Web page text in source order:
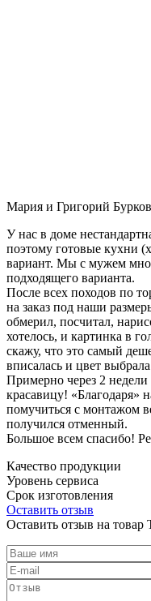
Мария и Григорий
У нас в доме
поэтому готовые кухни
вариант. Мы с мужем
подходящего варианта.
После всех походов по
на заказ под наши
обмерил, посчитал,
хотелось, и картинка в
скажу, что это самый
вписалась и цвет
Примерно через 2
красавицу!
помучиться с монтажом
получился отменный.
Большое всем спасибо!
Качество продукции
Уровень сервиса
Срок изготовления
Оставить отзыв
Оставить отзыв на товар